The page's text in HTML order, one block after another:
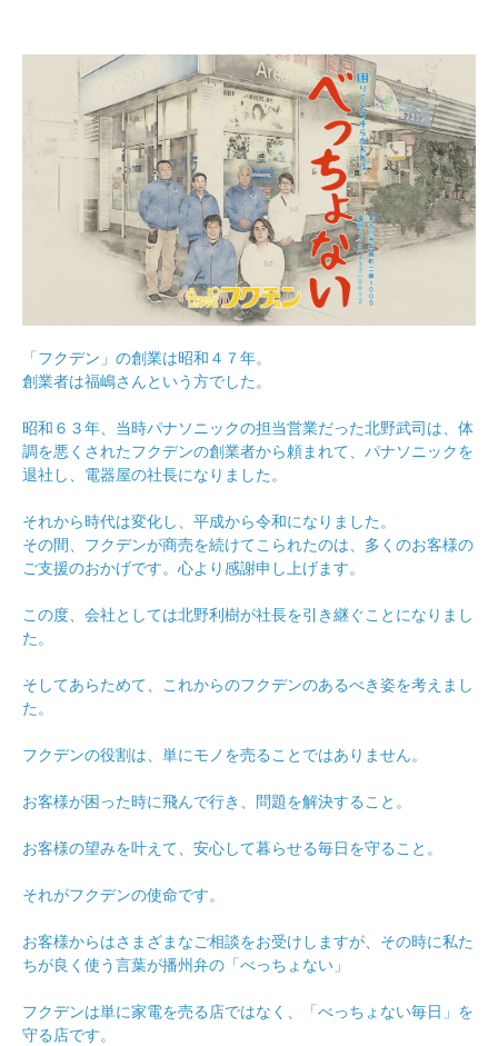
「フクデン」の創業は昭和４７年。
創業者は福嶋さんという方でした。
昭和６３年、当時パナソニックの担当営業だった北野武司は、体
調を悪くされたフクデンの創業者から頼まれて、パナソニックを
退社し、電器屋の社長になりました。
それから時代は変化し、平成から令和になりました。
その間、フクデンが商売を続けてこられたのは、多くのお客様の
ご支援のおかげです。心より感謝申し上げます。
この度、会社としては北野利樹が社長を引き継ぐことになりまし
た。
そしてあらためて、これからのフクデンのあるべき姿を考えまし
た。
フクデンの役割は、単にモノを売ることではありません。
お客様が困った時に飛んで行き、問題を解決すること。
お客様の望みを叶えて、安心して暮らせる毎日を守ること。
それがフクデンの使命です。
お客様からはさまざまなご相談をお受けしますが、その時に私た
ちが良く使う言葉が播州弁の「べっちょない」
フクデンは単に家電を売る店ではなく、「べっちょない毎日」を
守る店です。